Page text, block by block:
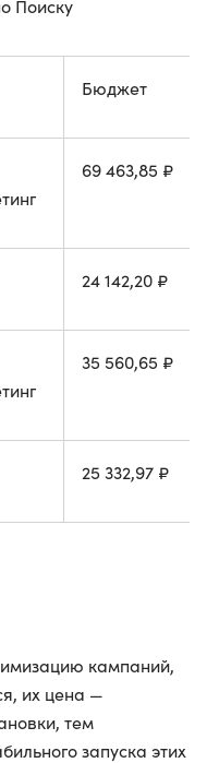
Поиску
Бюджет
69 463,85 ₽
24 142,20 ₽
35 560,65 ₽
25 332,97 ₽
кампаний,
их цена —
тем
запуска этих